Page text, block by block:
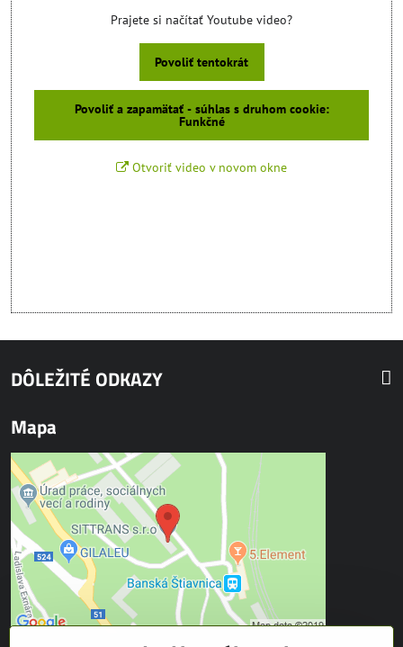
Prajete si načítať Youtube video?
Povoliť tentokrát
Povoliť a zapamätať - súhlas s druhom cookie:
Funkčné
Otvoriť video v novom okne
DÔLEŽITÉ ODKAZY
Mapa